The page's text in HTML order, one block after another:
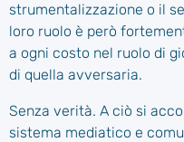
strumentalizzazione o il
loro ruolo è però
a ogni costo nel ruolo di
di quella avversaria.
Senza verità. A ciò si
sistema mediatico e